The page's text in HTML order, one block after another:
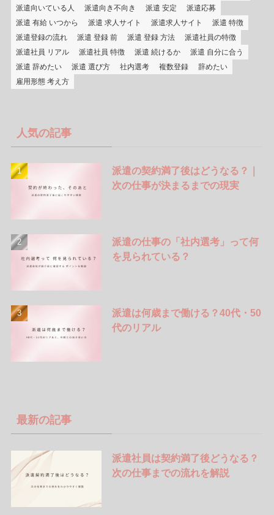
派遣向いている人
派遣向き不向き 派遣 安定
派遣応募
派遣 有給 いつから
派遣 求人サイト 派遣求人サイト
派遣 特徴
派遣登録の流れ
派遣 登録 前 派遣 登録 方法
派遣社員の特徴
派遣社員 リアル
派遣社員 特徴 派遣 続けるか
派遣 自分に合う
派遣 辞めたい
派遣 選び方 社内選考 複数登録
辞めたい
雇用形態 考え方
人気の記事
派遣の契約満了後はどうなる？｜
次の仕事が決まるまでの現実
派遣の仕事の「社内選考」って何
を見られている？
派遣は何歳まで働ける？40代・50
代のリアル
最新の記事
派遣社員は契約満了後どうなる？
次の仕事までの流れを解説